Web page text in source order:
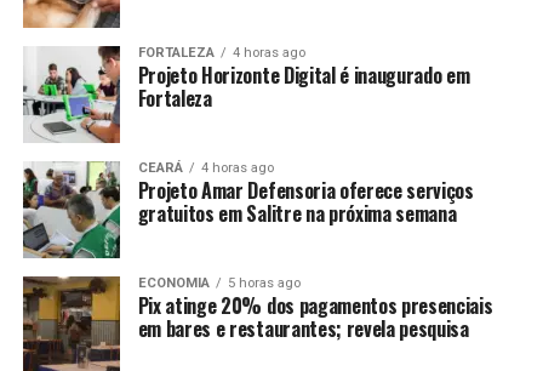
FORTALEZA 4 horas ago
Projeto Horizonte Digital é inaugurado em
Fortaleza
CEARÁ 4 horas ago
Projeto Amar Defensoria oferece serviços
gratuitos em Salitre na próxima semana
ECONOMIA 5 horas ago
Pix atinge 20% dos pagamentos presenciais
em bares e restaurantes; revela pesquisa